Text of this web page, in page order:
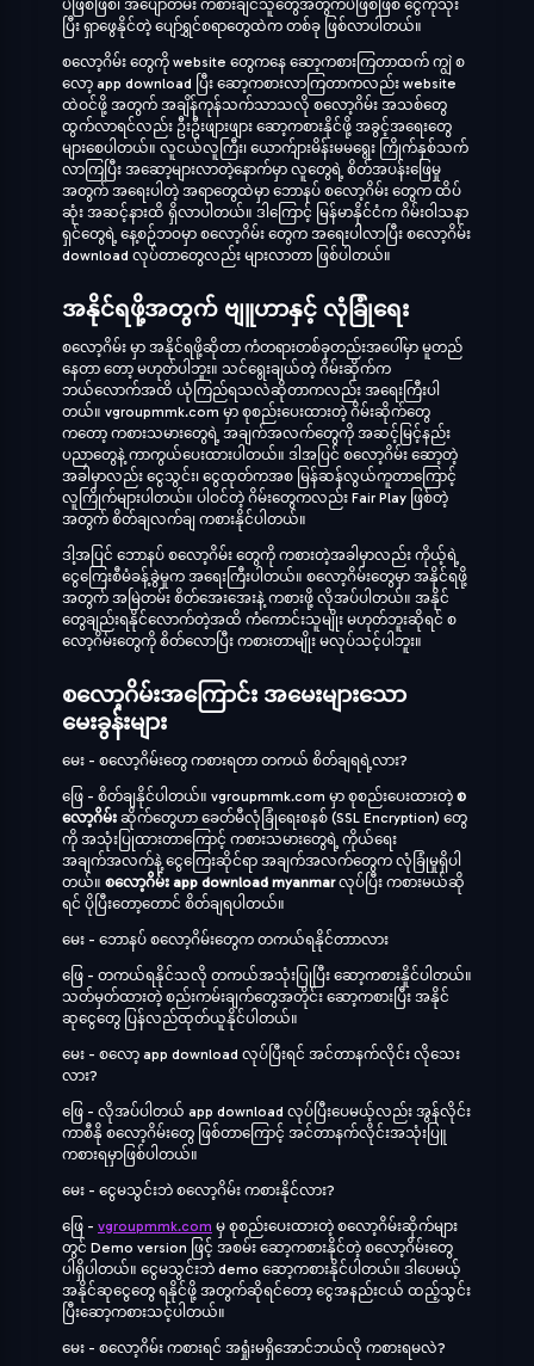
ပဲဖြစ်ဖြစ်၊ အပျော်တမ်း ကစားချင်သူတွေအတွက်ပဲဖြစ်ဖြစ် ငွေကိုသုံး
ပြီး ရှာဖွေနိုင်တဲ့ ပျော်ရွှင်စရာတွေထဲက တစ်ခု ဖြစ်လာပါတယ်။
စလော့ဂိမ်း တွေကို website တွေကနေ ဆော့ကစားကြတာထက် ကျွဲ စ
လော့ app download ပြီး ဆော့ကစားလာကြတာကလည်း website
ထဲဝင်ဖို့ အတွက် အချိန်ကုန်သက်သာသလို စလော့ဂိမ်း အသစ်တွေ
ထွက်လာရင်လည်း ဦးဦးဖျားဖျား ဆော့ကစားနိုင်ဖို့ အခွင့်အရေးတွေ
များစေပါတယ်။ လူငယ်လူကြီး၊ ယောက်ျားမိန်းမမရွေး ကြိုက်နှစ်သက်
လာကြပြီး အဆော့များလာတဲ့နောက်မှာ လူတွေရဲ့ စိတ်အပန်းဖြေမှု
အတွက် အရေးပါတဲ့ အရာတွေထဲမှာ ဘောနပ် စလော့ဂိမ်း တွေက ထိပ်
ဆုံး အဆင့်နားထိ ရှိလာပါတယ်။ ဒါကြောင့် မြန်မာနိုင်ငံက ဂိမ်းဝါသနာ
ရှင်တွေရဲ့ နေ့စဉ်ဘဝမှာ စလော့ဂိမ်း တွေက အရေးပါလာပြီး စလော့ဂိမ်း
download လုပ်တာတွေလည်း များလာတာ ဖြစ်ပါတယ်။
အနိုင်ရဖို့အတွက် ဗျူဟာနှင့် လုံခြုံရေး
စလော့ဂိမ်း မှာ အနိုင်ရဖို့ဆိုတာ ကံတရားတစ်ခုတည်းအပေါ်မှာ မူတည်
နေတာ တော့ မဟုတ်ပါဘူး။ သင်ရွေးချယ်တဲ့ ဂိမ်းဆိုက်က
ဘယ်လောက်အထိ ယုံကြည်ရသလဲဆိုတာကလည်း အရေးကြီးပါ
တယ်။ vgroupmmk.com မှာ စုစည်းပေးထားတဲ့ ဂိမ်းဆိုက်တွေ
ကတော့ ကစားသမားတွေရဲ့ အချက်အလက်တွေကို အဆင့်မြင့်နည်း
ပညာတွေနဲ့ ကာကွယ်ပေးထားပါတယ်။ ဒါအပြင် စလော့ဂိမ်း ဆော့တဲ့
အခါမှာလည်း ငွေသွင်း၊ ငွေထုတ်ကအစ မြန်ဆန်လွယ်ကူတာကြောင့်
လူကြိုက်များပါတယ်။ ပါဝင်တဲ့ ဂိမ်းတွေကလည်း Fair Play ဖြစ်တဲ့
အတွက် စိတ်ချလက်ချ ကစားနိုင်ပါတယ်။
ဒါ့အပြင် ဘောနပ် စလော့ဂိမ်း တွေကို ကစားတဲ့အခါမှာလည်း ကိုယ့်ရဲ့
ငွေကြေးစီမံခန့်ခွဲမှုက အရေးကြီးပါတယ်။ စလော့ဂိမ်းတွေမှာ အနိုင်ရဖို့
အတွက် အမြဲတမ်း စိတ်အေးအေးနဲ့ ကစားဖို့ လိုအပ်ပါတယ်။ အနိုင်
တွေချည်းရနိုင်လောက်တဲ့အထိ ကံကောင်းသူမျိုး မဟုတ်ဘူးဆိုရင် စ
လော့ဂိမ်းတွေကို စိတ်လောပြီး ကစားတာမျိုး မလုပ်သင့်ပါဘူး။
စလော့ဂိမ်းအကြောင်း အမေးများသော
မေးခွန်းများ
မေး - စလော့ဂိမ်းတွေ ကစားရတာ တကယ် စိတ်ချရရဲ့လား?
ဖြေ - စိတ်ချနိုင်ပါတယ်။ vgroupmmk.com မှာ စုစည်းပေးထားတဲ့ စ
လော့ဂိမ်း ဆိုက်တွေဟာ ခေတ်မီလုံခြုံရေးစနစ် (SSL Encryption) တွေ
ကို အသုံးပြုထားတာကြောင့် ကစားသမားတွေရဲ့ ကိုယ်ရေး
အချက်အလက်နဲ့ ငွေကြေးဆိုင်ရာ အချက်အလက်တွေက လုံခြုံမှုရှိပါ
တယ်။ စလော့ဂိမ်း app download myanmarလုပ်ပြီး ကစားမယ်ဆို
ရင် ပိုပြီးတော့တောင် စိတ်ချရပါတယ်။
မေး - ဘောနပ် စလော့ဂိမ်းတွေက တကယ်ရနိုင်တာာလား
ဖြေ - တကယ်ရနိုင်သလို တကယ်အသုံးပြုပြီး ဆော့ကစားနိူင်ပါတယ်။
သတ်မှတ်ထားတဲ့ စည်းကမ်းချက်တွေအတိုင်း ဆော့ကစားပြီး အနိုင်
ဆုငွေတွေ ပြန်လည်ထုတ်ယူနိုင်ပါတယ်။
မေး - စလော့ app download လုပ်ပြီးရင် အင်တာနက်လိုင်း လိုသေး
လား?
ဖြေ - လိုအပ်ပါတယ် app download လုပ်ပြီးပေမယ့်လည်း အွန်လိုင်း
ကာစီနို စလော့ဂိမ်းတွေ ဖြစ်တာကြောင့် အင်တာနက်လိုင်းအသုံးပြူ
ကစားရမှာဖြစ်ပါတယ်။
မေး - ငွေမသွင်းဘဲ စလော့ဂိမ်း ကစားနိုင်လား?
ဖြေ - vgroupmmk.com မှ စုစည်းပေးထားတဲ့ စလော့ဂိမ်းဆိုက်များ
တွင် Demo version ဖြင့် အစမ်း ဆော့ကစားနိုင်တဲ့ စလော့ဂိမ်းတွေ
ပါရှိပါတယ်။ ငွေမသွင်းဘဲ demo ဆော့ကစားနိုင်ပါတယ်။ ဒါပေမယ့်
အနိုင်ဆုငွေတွေ ရနိုင်ဖို့ အတွက်ဆိုရင်တော့ ငွေအနည်းငယ် ထည့်သွင်း
ပြီးဆော့ကစားသင့်ပါတယ်။
မေး - စလော့ဂိမ်း ကစားရင် အရှုံးမရှိအောင်ဘယ်လို ကစားရမလဲ?